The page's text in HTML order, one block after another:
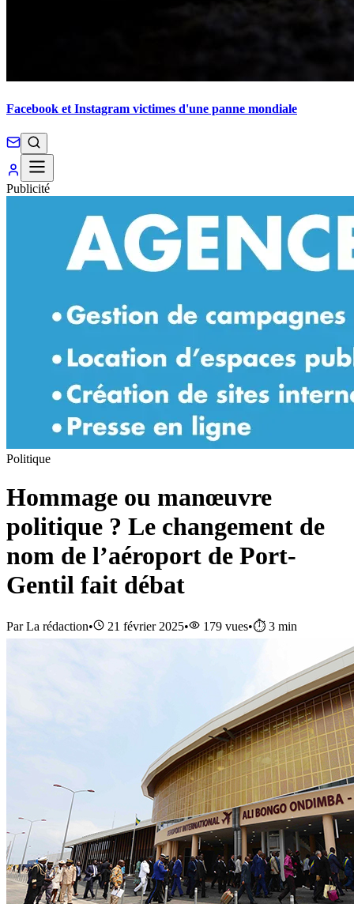
Facebook et Instagram victimes d'une panne mondiale
Publicité
Politique
Hommage ou manœuvre
politique ? Le changement de
nom de l’aéroport de Port-
Gentil fait débat
ParLa rédaction• 21 février 2025• 179 vues•⏱️ 3 min